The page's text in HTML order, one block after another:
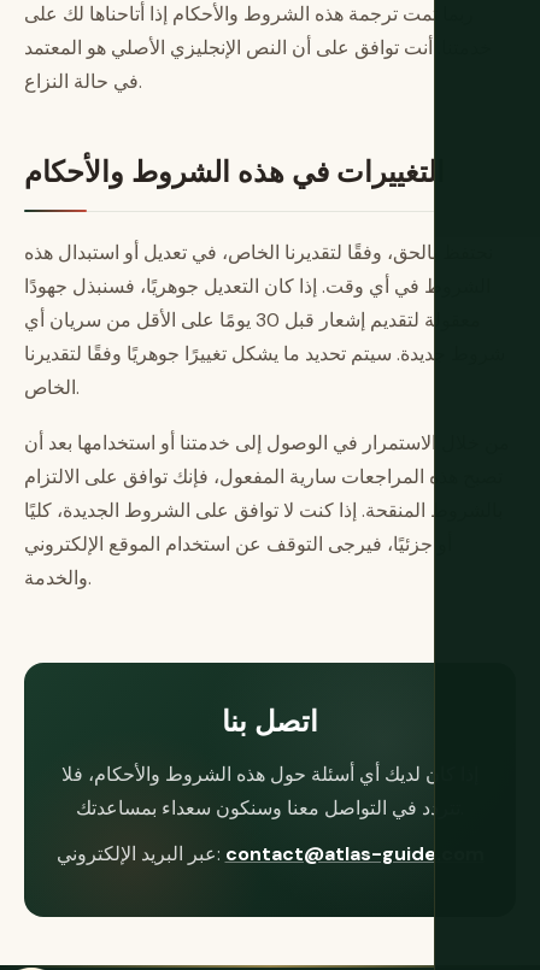
ربما تمت ترجمة هذه الشروط والأحكام إذا أتاحناها لك على
خدمتنا. أنت توافق على أن النص الإنجليزي الأصلي هو المعتمد
في حالة النزاع.
التغييرات في هذه الشروط والأحكام
نحتفظ بالحق، وفقًا لتقديرنا الخاص، في تعديل أو استبدال هذه
الشروط في أي وقت. إذا كان التعديل جوهريًا، فسنبذل جهودًا
معقولة لتقديم إشعار قبل 30 يومًا على الأقل من سريان أي
شروط جديدة. سيتم تحديد ما يشكل تغييرًا جوهريًا وفقًا لتقديرنا
الخاص.
من خلال الاستمرار في الوصول إلى خدمتنا أو استخدامها بعد أن
تصبح هذه المراجعات سارية المفعول، فإنك توافق على الالتزام
بالشروط المنقحة. إذا كنت لا توافق على الشروط الجديدة، كليًا
أو جزئيًا، فيرجى التوقف عن استخدام الموقع الإلكتروني
والخدمة.
اتصل بنا
إذا كان لديك أي أسئلة حول هذه الشروط والأحكام، فلا
عبر البريد الإلكتروني: contact@atlas-guide.com